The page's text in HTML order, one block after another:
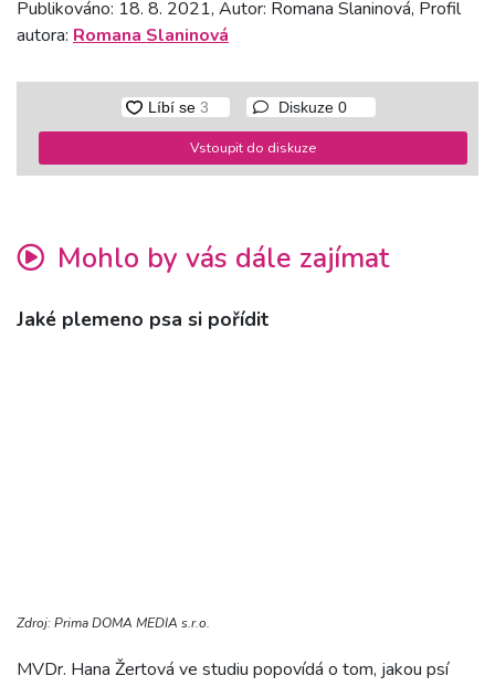
Publikováno: 18. 8. 2021, Autor: Romana Slaninová, Profil
autora: Romana Slaninová
Diskuze 0
Vstoupit do diskuze
Mohlo by vás dále zajímat
Jaké plemeno psa si pořídit
Zdroj: Prima DOMA MEDIA s.r.o.
MVDr. Hana Žertová ve studiu popovídá o tom, jakou psí